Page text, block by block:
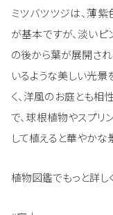
ミツバツツジは、薄
が基本ですが、淡いピ
の後から葉が展開さ
いるような美しい光景
く、洋風のお庭とも相
で、球根植物やスプリ
して植えると華やかな
植物図鑑でもっと詳し